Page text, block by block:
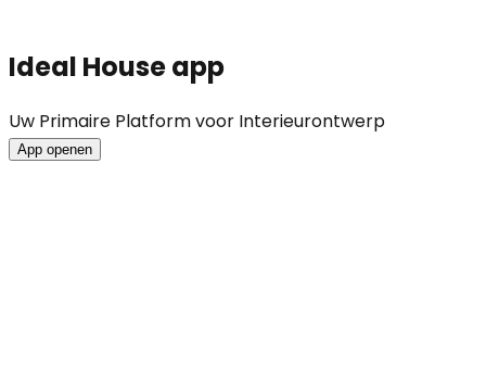
Ideal House app
Uw Primaire Platform voor Interieurontwerp
App openen